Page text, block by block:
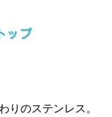
ップ
りのステンレス。